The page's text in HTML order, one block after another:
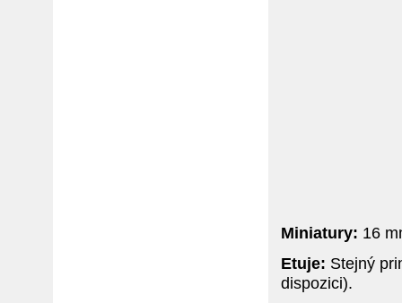
Miniatury: 16
Etuje: Stejný
dispozici).